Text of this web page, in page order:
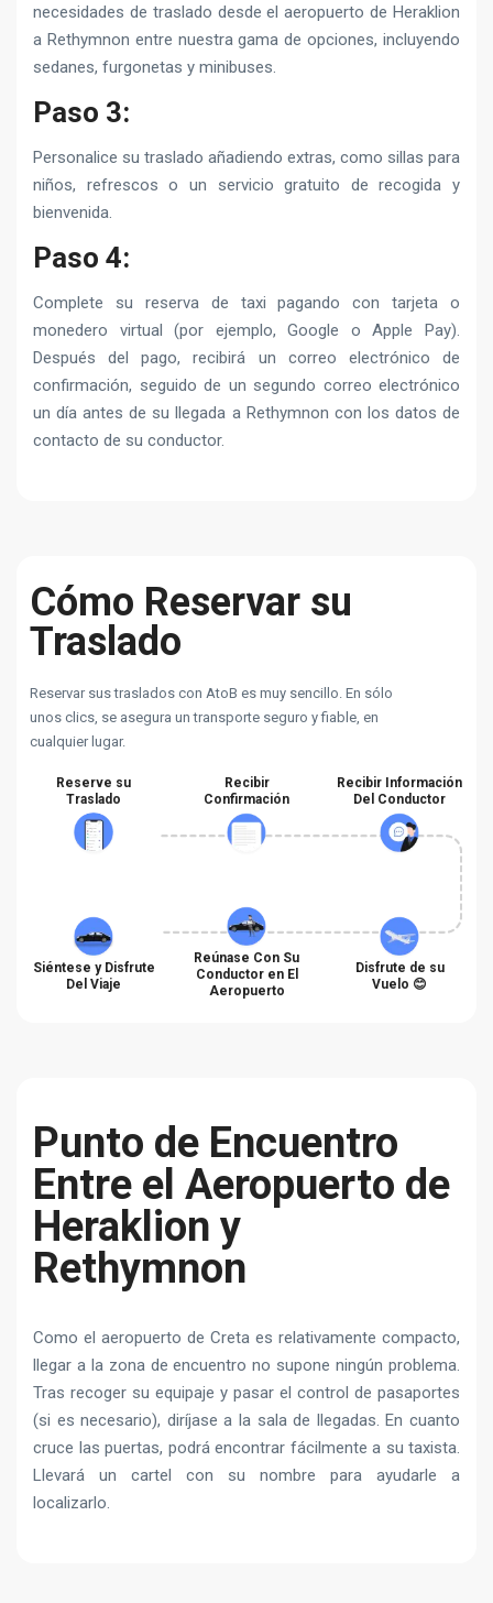
necesidades de traslado desde el aeropuerto de Heraklion
a Rethymnon entre nuestra gama de opciones, incluyendo
sedanes, furgonetas y minibuses.
Paso 3:
Personalice su traslado añadiendo extras, como sillas para
niños, refrescos o un servicio gratuito de recogida y
bienvenida.
Paso 4:
Complete su reserva de taxi pagando con tarjeta o
monedero virtual (por ejemplo, Google o Apple Pay).
Después del pago, recibirá un correo electrónico de
confirmación, seguido de un segundo correo electrónico
un día antes de su llegada a Rethymnon con los datos de
contacto de su conductor.
Cómo Reservar su
Traslado
Reservar sus traslados con AtoB es muy sencillo. En sólo
unos clics, se asegura un transporte seguro y fiable, en
cualquier lugar.
Reserve su
Traslado
Recibir
Confirmación
Recibir Información
Del Conductor
Siéntese y Disfrute
Del Viaje
Reúnase Con Su
Conductor en El
Aeropuerto
Disfrute de su
Vuelo 😊
Punto de Encuentro
Entre el Aeropuerto de
Heraklion y
Rethymnon
Como el aeropuerto de Creta es relativamente compacto,
llegar a la zona de encuentro no supone ningún problema.
Tras recoger su equipaje y pasar el control de pasaportes
(si es necesario), diríjase a la sala de llegadas. En cuanto
cruce las puertas, podrá encontrar fácilmente a su taxista.
Llevará un cartel con su nombre para ayudarle a
localizarlo.